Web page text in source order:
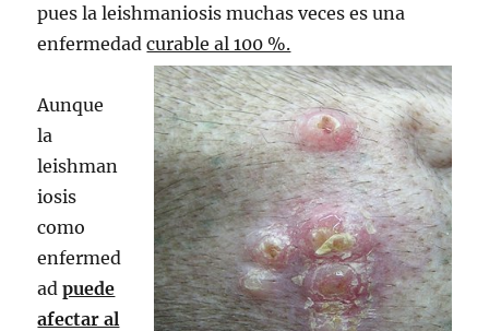
pues la leishmaniosis muchas veces es una
enfermedadcurable al 100 %.
Aunque
la
leishman
iosis
como
enfermed
adpuede
afectar al